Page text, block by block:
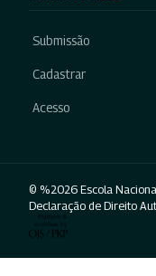
Submissão
Cadastrar
Acesso
© %2026 Escola
Declaração de Direito